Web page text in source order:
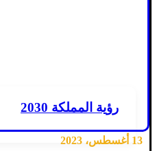
رؤية المملكة 2030
13 أغسطس، 2023